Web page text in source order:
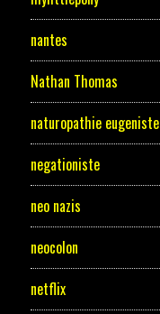
nantes
Nathan Thomas
naturopathie eugeniste
negationiste
neo nazis
neocolon
netflix